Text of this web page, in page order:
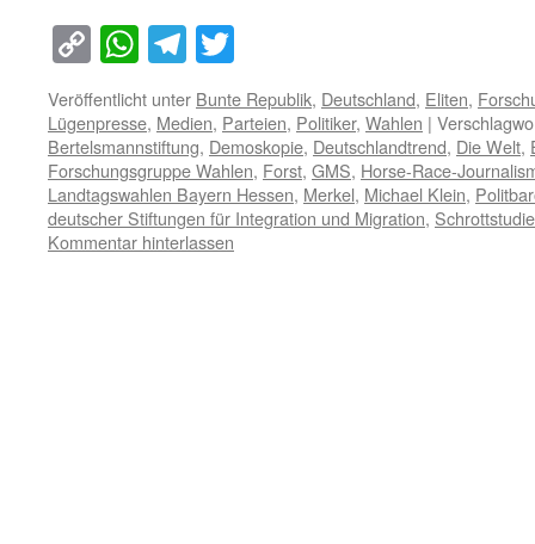
Copy
Link
WhatsApp
Telegram
Veröffentlicht unter Bunte Republik, Deutschland, Eliten,
Lügenpresse, Medien, Parteien, Politiker, Wahlen |
Bertelsmannstiftung, Demoskopie, Deutschlandtrend, Die Welt,
Forschungsgruppe Wahlen, Forst, GMS, Horse-Race-
Landtagswahlen Bayern Hessen, Merkel, Michael Klein,
deutscher Stiftungen für Integration und Migration,
Kommentar hinterlassen